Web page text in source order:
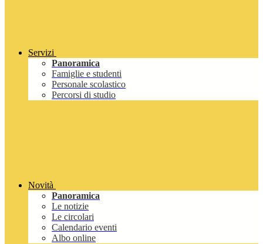
Servizi
Panoramica
Famiglie e studenti
Personale scolastico
Percorsi di studio
Novità
Panoramica
Le notizie
Le circolari
Calendario eventi
Albo online